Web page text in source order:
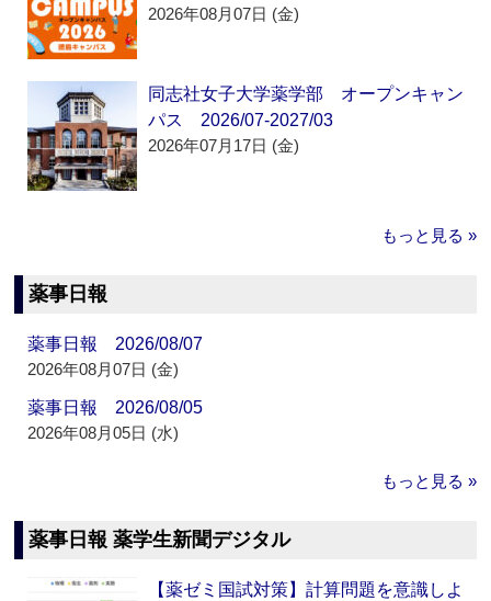
2026年08月07日 (金)
同志社女子大学薬学部 オープンキャン
パス 2026/07-2027/03
2026年07月17日 (金)
もっと見る »
薬事日報
薬事日報 2026/08/07
2026年08月07日 (金)
薬事日報 2026/08/05
2026年08月05日 (水)
もっと見る »
薬事日報 薬学生新聞デジタル
【薬ゼミ国試対策】計算問題を意識しよ